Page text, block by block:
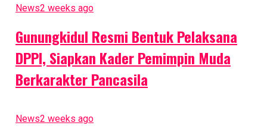
News2 weeks ago
Gunungkidul Resmi Bentuk Pelaksana
DPPI, Siapkan Kader Pemimpin Muda
Berkarakter Pancasila
News2 weeks ago